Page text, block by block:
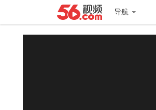
导航